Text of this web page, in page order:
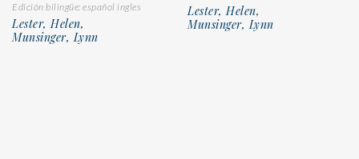
Edición bilingüe: español ingles
Lester, Helen,
Munsinger, Lynn
Lester, Helen,
Munsinger, Lynn